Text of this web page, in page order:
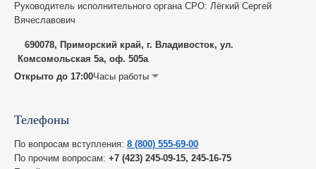
Руководитель исполнительного органа СРО: Лёгкий Сергей
Вячеславович
690078, Приморский край, г. Владивосток, ул.
Комсомольская 5а, оф. 505а
Открыто до 17:00Часы работы
Телефоны
По вопросам вступления: 8 (800) 555-69-00
По прочим вопросам: +7 (423) 245-09-15, 245-16-75